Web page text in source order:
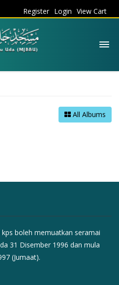
View Cart
Login
Register
All Albums
boleh memuatkan seramai
31 Disember 1996 dan mula
(Jumaat).